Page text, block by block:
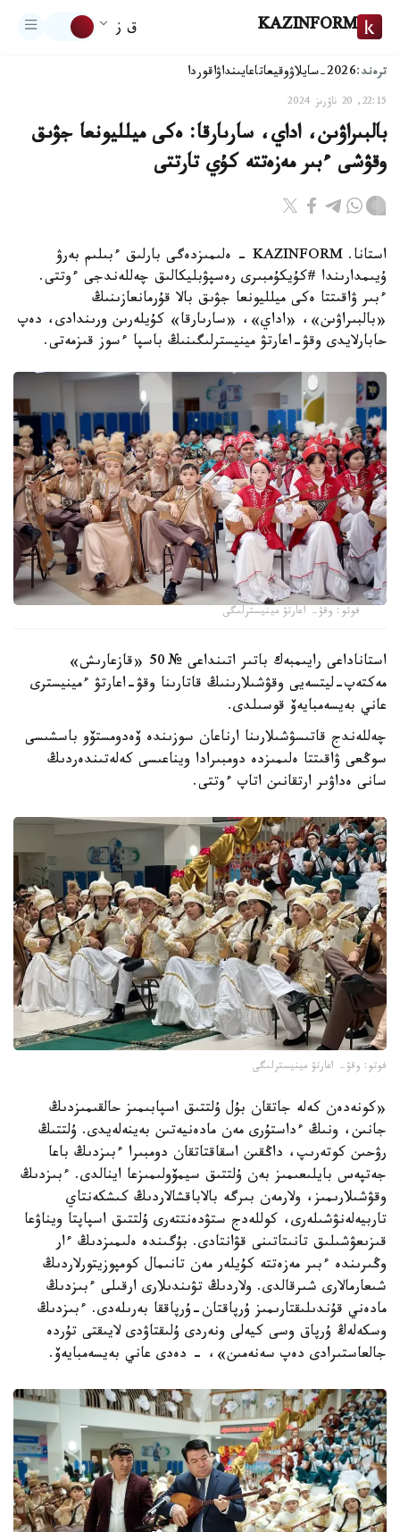
KAZINFORM ق ز
ترەند:2026-سايلاۋ وقيعاتاعايىنداۋاقوردا
22:15, 20 ناۋرىز 2024
بالبىراۋىن، اداي، سارىارقا: ەكى ميلليونعا جۋىق
وقۋشى ءبىر مەزەتتە كۇي تارتتى
استانا. KAZINFORM - ەلىمىزدەگى بارلىق ءبىلىم بەرۋ
ۇيىمدارىندا #كۇيكۇمبىرى رەسپۋبليكالىق چەللەندجى ءوتتى.
ءبىر ۋاقىتتا ەكى ميلليونعا جۋىق بالا قۇرمانعازىنىڭ
«بالبىراۋىن»، «اداي»، «سارىارقا» كۇيلەرىن ورىندادى، دەپ
حابارلايدى وقۋ-اعارتۋ مينيسترلىگىنىڭ باسپا ءسوز قىزمەتى.
فوتو: وقۋ- اعارتۋ مينيسترلىگى
استاناداعى رايىمبەك باتىر اتىنداعى № 50 «قازعارىش»
مەكتەپ-ليتسەيى وقۋشىلارىنىڭ قاتارىنا وقۋ-اعارتۋ ءمينيسترى
عاني بەيسەمبايەۆ قوسىلدى.
چەللەندج قاتىسۋشىلارىنا ارناعان سوزىندە ۆەدومستۆو باسشىسى
سوڭعى ۋاقىتتا ەلىمىزدە دومبىرادا ويناعىسى كەلەتىندەردىڭ
سانى ەداۋىر ارتقانىن اتاپ ءوتتى.
فوتو: وقۋ- اعارتۋ مينيسترلىگى
«كونەدەن كەلە جاتقان بۇل ۇلتتىق اسپابىمىز حالقىمىزدىڭ
جانىن، ونىڭ ءداستۇرى مەن مادەنيەتىن بەينەلەيدى. ۇلتتىڭ
رۋحىن كوتەرىپ، داڭقىن اسقاقتاتقان دومبىرا ءبىزدىڭ باعا
جەتپەس بايلىعىمىز بەن ۇلتتىق سيمۆولىمىزعا اينالدى. ءبىزدىڭ
وقۋشىلارىمىز، ولارمەن بىرگە بالاباقشالاردىڭ كىشكەنتاي
تاربيەلەنۋشىلەرى، كوللەدج ستۋدەنتتەرى ۇلتتىق اسپاپتا ويناۋعا
قىزىعۋشىلىق تانىتاتىنى قۋانتادى. بۇگىندە ەلىمىزدىڭ ءار
وڭىرىندە ءبىر مەزەتتە كۇيلەر مەن تانىمال كومپوزيتورلاردىڭ
شىعارمالارى شىرقالدى. ولاردىڭ تۋىندىلارى ارقىلى ءبىزدىڭ
مادەني قۇندىلىقتارىمىز ۇرپاقتان-ۇرپاققا بەرىلەدى. ءبىزدىڭ
وسكەلەڭ ۇرپاق وسى كيەلى ونەردى ۇلىقتاۋدى لايىقتى تۇردە
جالعاستىرادى دەپ سەنەمىن»، - دەدى عاني بەيسەمبايەۆ.